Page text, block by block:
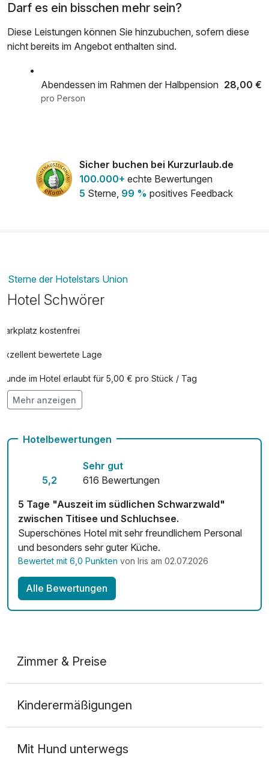
Darf es ein bisschen mehr sein?
Diese Leistungen können Sie hinzubuchen, sofern diese
nicht bereits im Angebot enthalten sind.
Abendessen im Rahmen der Halbpension 28,00 €
pro Person
Sicher buchen bei Kurzurlaub.de
100.000+ echte Bewertungen
5 Sterne, 99 % positives Feedback
Sterne der Hotelstars Union
Hotel Schwörer
Parkplatz kostenfrei
Exzellent bewertete Lage
Hunde im Hotel erlaubt für 5,00 € pro Stück / Tag
Auch vegetarische Speisen
Mehr anzeigen
Hotelbewertungen
5,2
Sehr gut
616 Bewertungen
5 Tage "Auszeit im südlichen Schwarzwald"
zwischen Titisee und Schluchsee.
Superschönes Hotel mit sehr freundlichem Personal
und besonders sehr guter Küche.
Bewertet mit 6,0 Punkten von Iris am 02.07.2026
Alle Bewertungen
Zimmer & Preise
2 Erwachsene und 2 Kinder
Kinderermäßigungen
Mit Hund unterwegs